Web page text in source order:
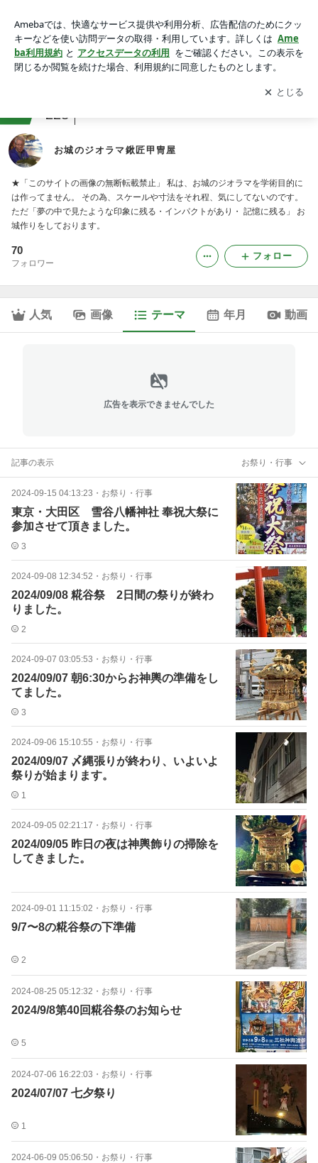
アプリをダウンロードして ブログの更新通知
を受け取りまし
ょう。
開く
228
お城のジオラマ鍬匠甲冑屋
★「このサイトの画像の無断転載禁止」 私は、お城のジオラマを学術目的に
は作ってません。 その為、スケールや寸法をそれ程、気にしてないのです。
ただ「夢の中で見たような印象に残る・インパクトがあり・ 記憶に残る」 お
城作りをしております。
70
フォロワー
フォロー
人気 画像 テーマ 年月 動画
広告を表示できませんでした
記事の表示 お祭り・行事
2024-09-15 04:13:23 ・ お祭り・行事
東京・大田区 雪谷八幡神社 奉祝大祭に
参加させて頂きました。
3
2024-09-08 12:34:52 ・ お祭り・行事
2024/09/08 糀谷祭 2日間の祭りが終わ
りました。
2
2024-09-07 03:05:53 ・ お祭り・行事
2024/09/07 朝6:30からお神輿の準備をし
てました。
3
2024-09-06 15:10:55 ・ お祭り・行事
2024/09/07 〆縄張りが終わり、いよいよ
祭りが始まります。
1
2024-09-05 02:21:17 ・ お祭り・行事
2024/09/05 昨日の夜は神輿飾りの掃除を
してきました。
2024-09-01 11:15:02 ・ お祭り・行事
9/7〜8の糀谷祭の下準備
2
2024-08-25 05:12:32 ・ お祭り・行事
2024/9/8第40回糀谷祭のお知らせ
5
2024-07-06 16:22:03 ・ お祭り・行事
2024/07/07 七夕祭り
1
2024-06-09 05:06:50 ・ お祭り・行事